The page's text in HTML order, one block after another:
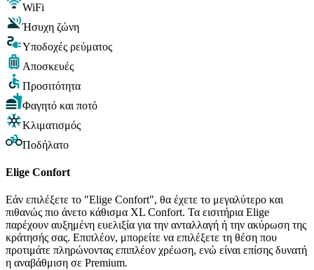
WiFi
Ήσυχη ζώνη
Υποδοχές ρεύματος
Αποσκευές
Προσιτότητα
Φαγητό και ποτό
Κλιματισμός
Ποδήλατο
Elige Confort
Εάν επιλέξετε το "Elige Confort", θα έχετε το μεγαλύτερο και
πιθανώς πιο άνετο κάθισμα XL Confort. Τα εισιτήρια Elige
παρέχουν αυξημένη ευελιξία για την ανταλλαγή ή την ακύρωση της
κράτησής σας. Επιπλέον, μπορείτε να επιλέξετε τη θέση που
προτιμάτε πληρώνοντας επιπλέον χρέωση, ενώ είναι επίσης δυνατή
η αναβάθμιση σε Premium.